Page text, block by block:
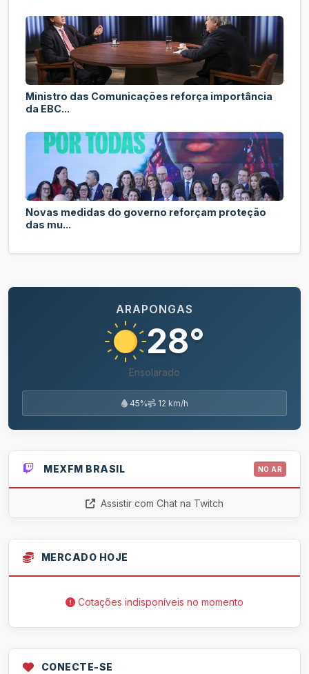
Ministro das Comunicações reforça importância
da EBC...
Novas medidas do governo reforçam proteção
das mu...
ARAPONGAS
28°
Ensolarado
45% 12 km/h
MEXFM BRASIL NO AR
Assistir com Chat na Twitch
MERCADO HOJE
Cotações indisponíveis no momento
CONECTE-SE